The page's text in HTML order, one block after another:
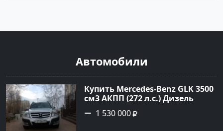
Автомобили
Купить Mercedes-Benz GLK 3500
см3 АКПП (272 л.с.) Дизель
турбонаддув в Новороссийск:
цвет серебро Универсал 2010
1 530 000